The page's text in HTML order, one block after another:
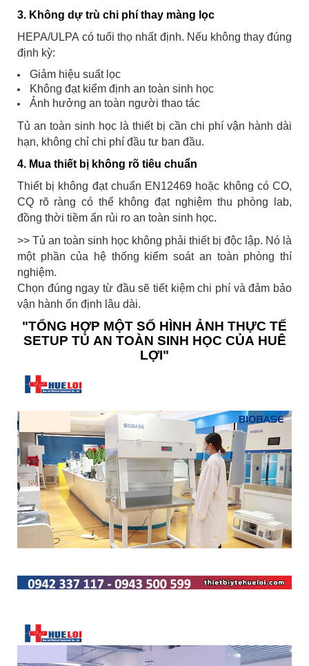
3. Không dự trù chi phí thay màng lọc
HEPA/ULPA có tuổi thọ nhất định. Nếu không thay đúng
định kỳ:
Giảm hiệu suất lọc
Không đạt kiểm định an toàn sinh học
Ảnh hưởng an toàn người thao tác
Tủ an toàn sinh học là thiết bị cần chi phí vận hành dài
hạn, không chỉ chi phí đầu tư ban đầu.
4. Mua thiết bị không rõ tiêu chuẩn
Thiết bị không đạt chuẩn EN12469 hoặc không có CO,
CQ rõ ràng có thể không đạt nghiệm thu phòng lab,
đồng thời tiềm ẩn rủi ro an toàn sinh học.
>> Tủ an toàn sinh học không phải thiết bị độc lập. Nó là
một phần của hệ thống kiểm soát an toàn phòng thí
nghiệm.
Chọn đúng ngay từ đầu sẽ tiết kiệm chi phí và đảm bảo
vận hành ổn định lâu dài.
"TỔNG HỢP MỘT SỐ HÌNH ẢNH THỰC TẾ
SETUP TỦ AN TOÀN SINH HỌC CỦA HUÊ
LỢI"